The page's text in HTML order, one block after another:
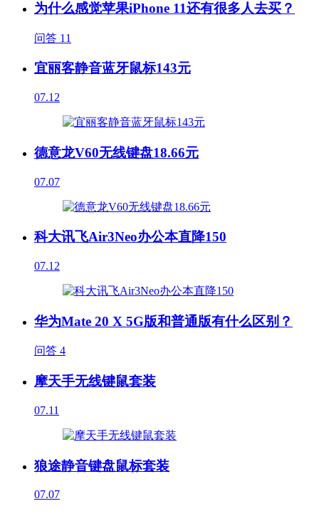
为什么感觉苹果iPhone 11还有很多人去买？
问答 11
宜丽客静音蓝牙鼠标143元
07.12
德意龙V60无线键盘18.66元
07.07
科大讯飞Air3Neo办公本直降150
07.12
华为Mate 20 X 5G版和普通版有什么区别？
问答 4
摩天手无线键鼠套装
07.11
狼途静音键盘鼠标套装
07.07